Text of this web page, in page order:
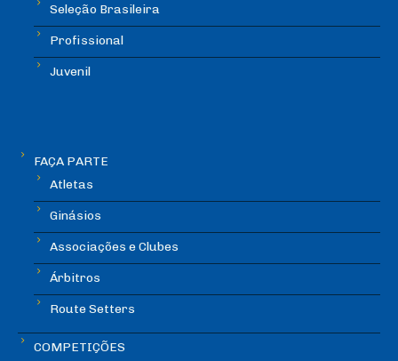
Seleção Brasileira
Profissional
Juvenil
FAÇA PARTE
Atletas
Ginásios
Associações e Clubes
Árbitros
Route Setters
COMPETIÇÕES